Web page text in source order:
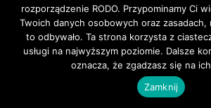
Dwadzieścia Dwadzieścia-Pięć
rozporządzenie RODO. Przypominamy Ci
Twoich danych osobowych oraz zasadach,
to odbywało. Ta strona korzysta z
usługi na najwyższym poziomie. Dalsze
oznacza, że zgadzasz się na
Zamknij